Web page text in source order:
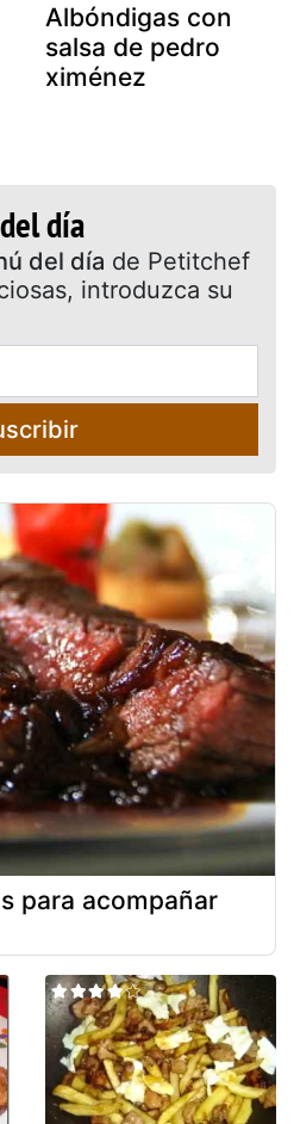
Albóndigas con
salsa de pedro
ximénez
día
del día de Petitchef
introduzca su
para acompañar